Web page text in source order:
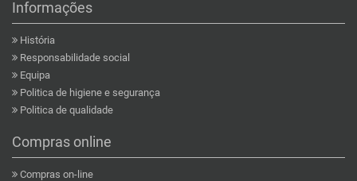
Informações
História
Responsabilidade social
Equipa
Politica de higiene e segurança
Politica de qualidade
Compras online
Compras on-line